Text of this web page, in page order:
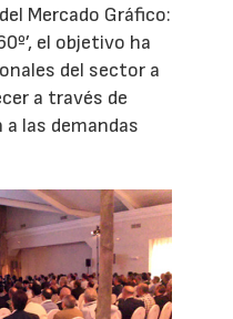
Mercado Gráfico:
el objetivo ha
del sector a
a través de
las demandas